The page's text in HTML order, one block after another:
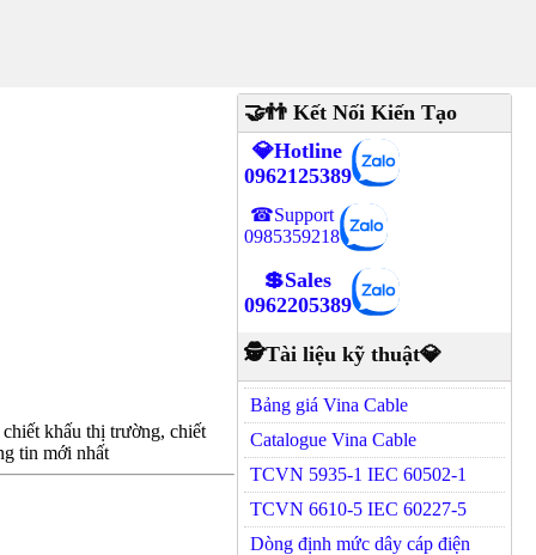
khấu thị trường, chiết
tin mới nhất
🤝👬 Kết Nối Kiến Tạo
💎Hotline
0962125389
☎Support
0985359218
💲Sales
0962205389
🕵Tài liệu kỹ thuật💎
Bảng giá Vina Cable
Catalogue Vina Cable
TCVN 5935-1 IEC 60502-1
TCVN 6610-5 IEC 60227-5
Dòng định mức dây cáp điện